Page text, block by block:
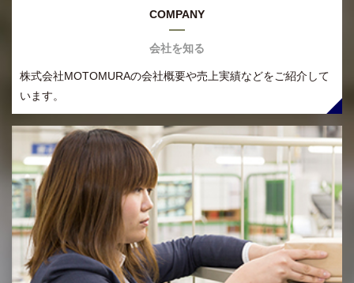
COMPANY
会社を知る
株式会社MOTOMURAの会社概要や売上実績などをご紹介して
います。